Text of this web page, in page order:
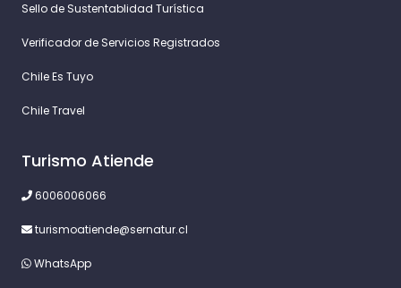
Sello de Sustentablidad Turística
Verificador de Servicios Registrados
Chile Es Tuyo
Chile Travel
Turismo Atiende
6006006066
turismoatiende@sernatur.cl
WhatsApp